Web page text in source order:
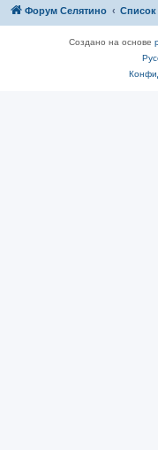
Форум Селятино
Создано на основе